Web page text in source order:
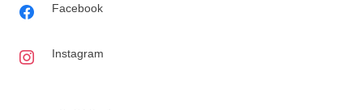
Facebook
Instagram